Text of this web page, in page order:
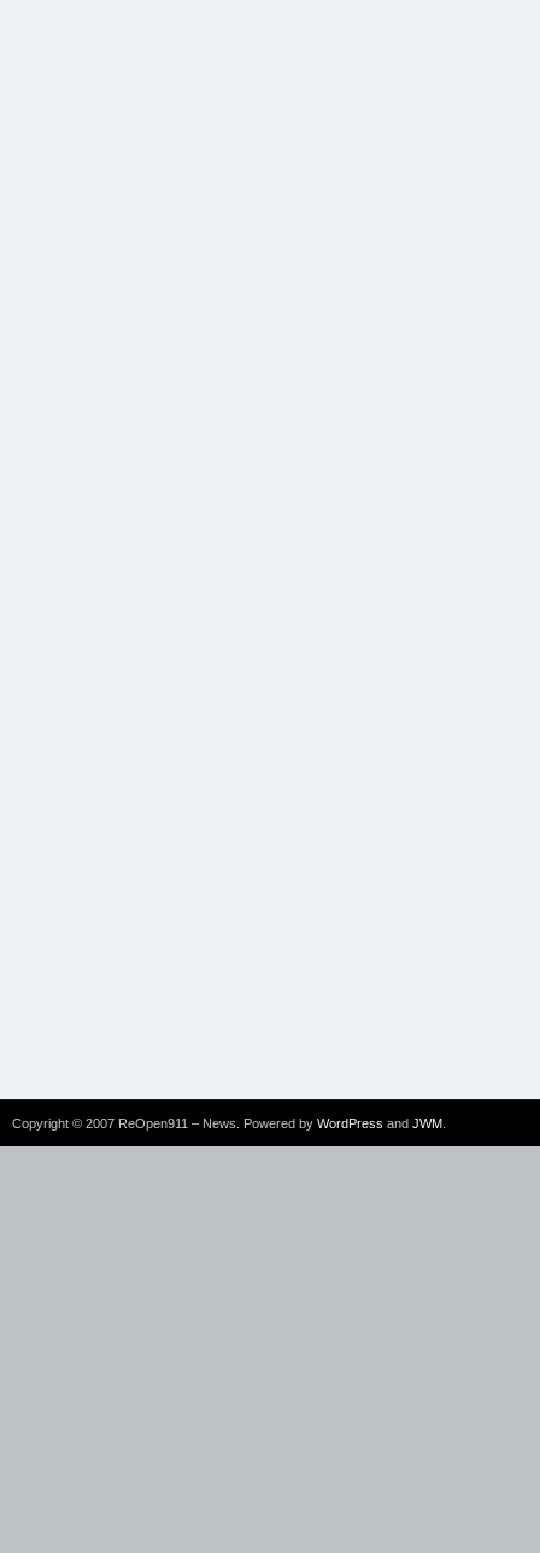
Copyright © 2007 ReOpen911 – News. Powered by WordPress and JWM